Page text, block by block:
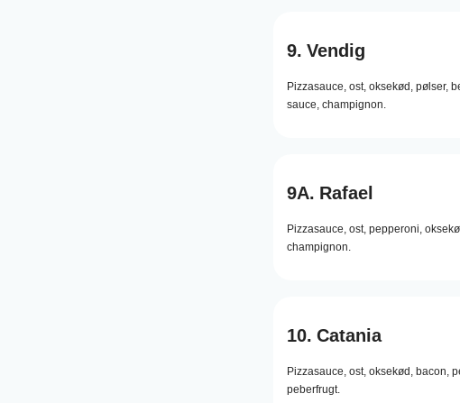
9. Vendig
Pizzasauce, ost, oksekød, pølser,
sauce, champignon.
9A. Rafael
Pizzasauce, ost, pepperoni,
champignon.
10. Catania
Pizzasauce, ost, oksekød, bacon,
peberfrugt.